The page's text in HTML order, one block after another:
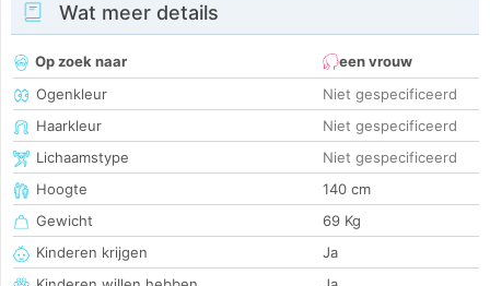
Wat meer details
Op zoek naar
een vrouw
Ogenkleur
Niet gespecificeerd
Haarkleur
Niet gespecificeerd
Lichaamstype
Niet gespecificeerd
Hoogte
140 cm
Gewicht
69 Kg
Kinderen krijgen
Ja